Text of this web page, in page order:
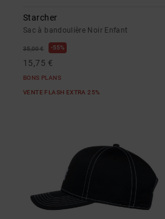
Starcher
Sac à bandoulière Noir Enfant
35,00 € 55%
15,75 €
BONS PLANS
VENTE FLASH EXTRA 25%